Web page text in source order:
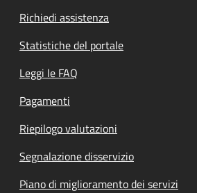
Richiedi assistenza
Statistiche del portale
Leggi le FAQ
Pagamenti
Riepilogo valutazioni
Segnalazione disservizio
Piano di miglioramento dei servizi